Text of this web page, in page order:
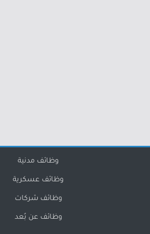
وظائف مدنية
وظائف عسكرية
وظائف شركات
وظائف عن بُعد